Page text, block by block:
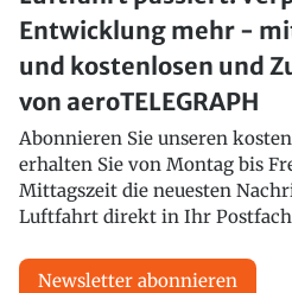
Entwicklung mehr -
und kostenlosen und
von aeroTELEGRAPH
Abonnieren Sie unseren
erhalten Sie von Montag bis
Mittagszeit die neuesten
Luftfahrt direkt in Ihr
Newsletter abonnieren